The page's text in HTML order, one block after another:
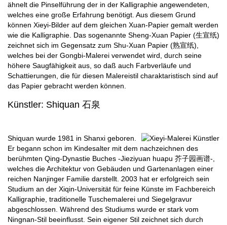
ähnelt die Pinselführung der in der Kalligraphie angewendeten,
welches eine große Erfahrung benötigt. Aus diesem Grund
können Xieyi-Bilder auf dem gleichen Xuan-Papier gemalt werden
wie die Kalligraphie. Das sogenannte Sheng-Xuan Papier (生宣纸)
zeichnet sich im Gegensatz zum Shu-Xuan Papier (熟宣纸),
welches bei der Gongbi-Malerei verwendet wird, durch seine
höhere Saugfähigkeit aus, so daß auch Farbverläufe und
Schattierungen, die für diesen Malereistil charaktaristisch sind auf
das Papier gebracht werden können.
Künstler: Shiquan 石泉
Shiquan wurde 1981 in Shanxi geboren.
Er begann schon im Kindesalter mit dem nachzeichnen des
berühmten Qing-Dynastie Buches -Jieziyuan huapu 芥子园画谱-,
welches die Architektur von Gebäuden und Gartenanlagen einer
reichen Nanjinger Familie darstellt. 2003 hat er erfolgreich sein
Studium an der Xiqin-Universität für feine Künste im Fachbereich
Kalligraphie, traditionelle Tuschemalerei und Siegelgravur
abgeschlossen. Während des Studiums wurde er stark vom
Ningnan-Stil beeinflusst. Sein eigener Stil zeichnet sich durch